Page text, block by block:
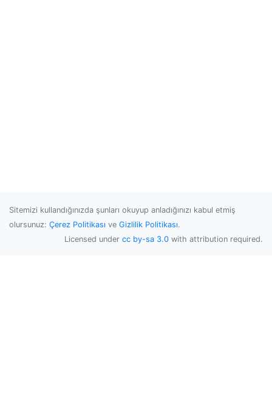
Sitemizi kullandığınızda şunları okuyup anladığınızı kabul etmiş
olursunuz: Çerez Politikası ve Gizlilik Politikası.
Licensed under cc by-sa 3.0 with attribution required.